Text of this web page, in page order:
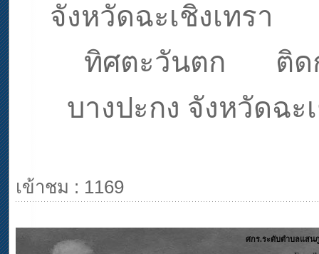
จังหวัดฉะเชิงเทรา
ทิศตะวันตก ติดกั
บางปะกง จังหวัดฉะ
เข้าชม : 1169
ศกร.ระดับตำบลแสน